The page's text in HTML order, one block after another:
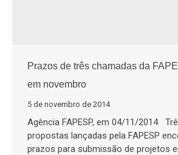
Prazos de três chamadas da
em novembro
5 de novembro de 2014
Agência FAPESP, em 04/11/2014
propostas lançadas pela FAPESP
prazos para submissão de projetos